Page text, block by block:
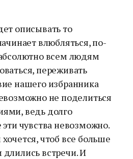
описывать то
влюбляться, по-
всем людям
переживать
нашего избранника
не поделиться
ведь долго
чувства невозможно.
чтоб все больше
встречи. И